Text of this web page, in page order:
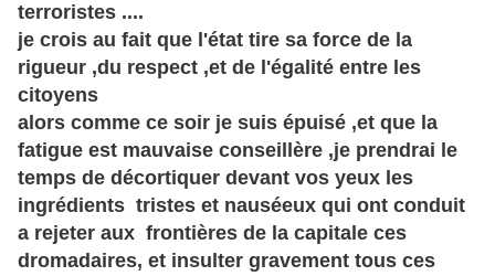
terroristes ....
je crois au fait que l'état tire sa force de la
rigueur ,du respect ,et de l'égalité entre les
citoyens
alors comme ce soir je suis épuisé ,et que la
fatigue est mauvaise conseillère ,je prendrai le
temps de décortiquer devant vos yeux les
ingrédients tristes et nauséeux qui ont conduit
a rejeter aux frontières de la capitale ces
dromadaires, et insulter gravement tous ces